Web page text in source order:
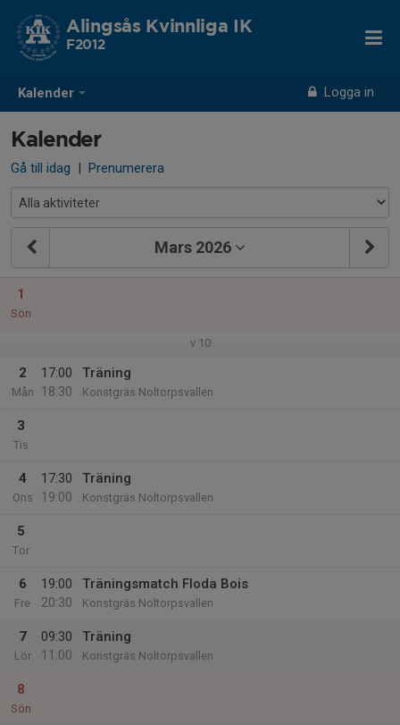
Kalender Logga in
Alingsås Kvinnliga IK
F2012
Kalender
Gå till idag | Prenumerera
Mars 2026
1
Sön
v.10
2
Mån
17:00
18:30
Träning
Konstgräs Noltorpsvallen
3
Tis
4
Ons
17:30
19:00
Träning
Konstgräs Noltorpsvallen
5
Tor
6
Fre
19:00
20:30
Träningsmatch Floda Bois
Konstgräs Noltorpsvallen
7
Lör
09:30
11:00
Träning
Konstgräs Noltorpsvallen
8
Sön